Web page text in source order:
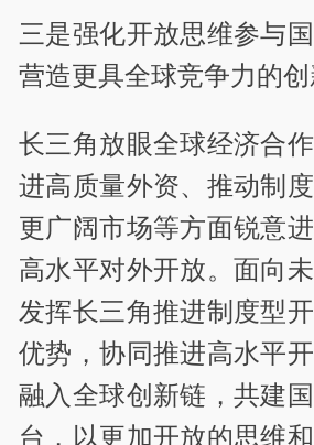
三是强化开放思维参与
营造更具全球竞争力的创
长三角放眼全球经济合
进高质量外资、推动制
更广阔市场等方面锐意
高水平对外开放。面向
发挥长三角推进制度型
优势，协同推进高水平
融入全球创新链，共建
台，以更加开放的思维